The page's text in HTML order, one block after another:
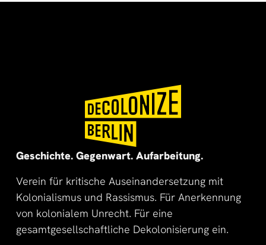
🌍
🌞
Geschichte. Gegenwart. Aufarbeitung.
Verein für kritische Auseinandersetzung mit
Kolonialismus und Rassismus. Für Anerkennung
von kolonialem Unrecht. Für eine
gesamtgesellschaftliche Dekolonisierung ein.